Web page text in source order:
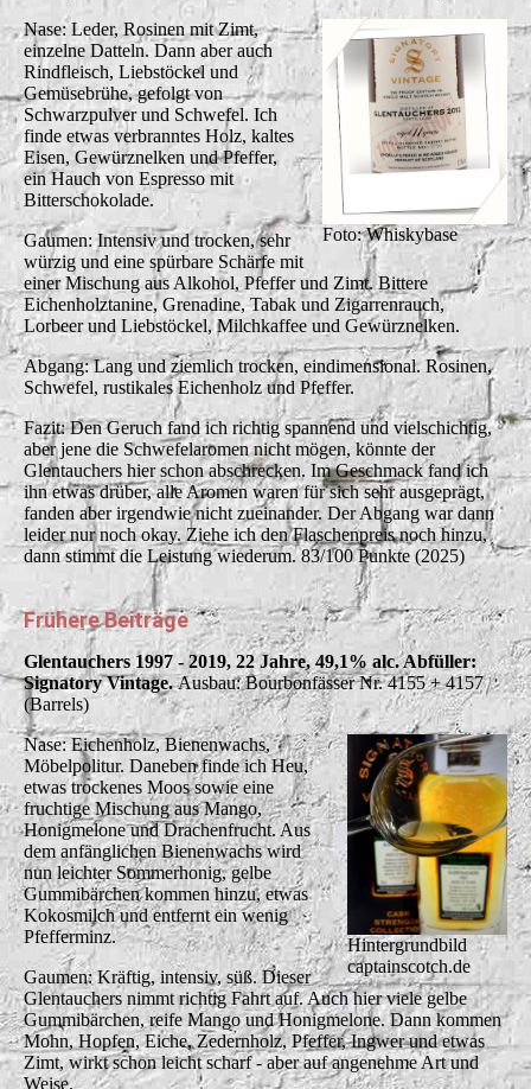
Foto: Whiskybase
Nase: Leder, Rosinen mit Zimt,
einzelne Datteln. Dann aber auch
Rindfleisch, Liebstöckel und
Gemüsebrühe, gefolgt von
Schwarzpulver und Schwefel. Ich
finde etwas verbranntes Holz, kaltes
Eisen, Gewürznelken und Pfeffer,
ein Hauch von Espresso mit
Bitterschokolade.
Gaumen: Intensiv und trocken, sehr
würzig und eine spürbare Schärfe mit
einer Mischung aus Alkohol, Pfeffer und Zimt. Bittere
Eichenholztanine, Grenadine, Tabak und Zigarrenrauch,
Lorbeer und Liebstöckel, Milchkaffee und Gewürznelken.
Abgang: Lang und ziemlich trocken, eindimensional. Rosinen,
Schwefel, rustikales Eichenholz und Pfeffer.
Fazit: Den Geruch fand ich richtig spannend und vielschichtig,
aber jene die Schwefelaromen nicht mögen, könnte der
Glentauchers hier schon abschrecken. Im Geschmack fand ich
ihn etwas drüber, alle Aromen waren für sich sehr ausgeprägt,
fanden aber irgendwie nicht zueinander. Der Abgang war dann
leider nur noch okay. Ziehe ich den Flaschenpreis noch hinzu,
dann stimmt die Leistung wiederum. 83/100 Punkte (2025)
Frühere Beiträge
Glentauchers 1997 - 2019, 22 Jahre, 49,1% alc. Abfüller:
Signatory Vintage.Ausbau:Bourbonfässer Nr. 4155 + 4157
(Barrels)
Hintergrundbild
captainscotch.de
Nase: Eichenholz, Bienenwachs,
Möbelpolitur. Daneben finde ich Heu,
etwas trockenes Moos sowie eine
fruchtige Mischung aus Mango,
Honigmelone und Drachenfrucht. Aus
dem anfänglichen Bienenwachs wird
nun leichter Sommerhonig, gelbe
Gummibärchen kommen hinzu, etwas
Kokosmilch und entfernt ein wenig
Pfefferminz.
Gaumen: Kräftig, intensiv, süß. Dieser
Glentauchers nimmt richtig Fahrt auf. Auch hier viele gelbe
Gummibärchen, reife Mango und Honigmelone. Dann kommen
Mohn, Hopfen, Eiche, Zedernholz, Pfeffer, Ingwer und etwas
Zimt, wirkt schon leicht scharf - aber auf angenehme Art und
Weise.